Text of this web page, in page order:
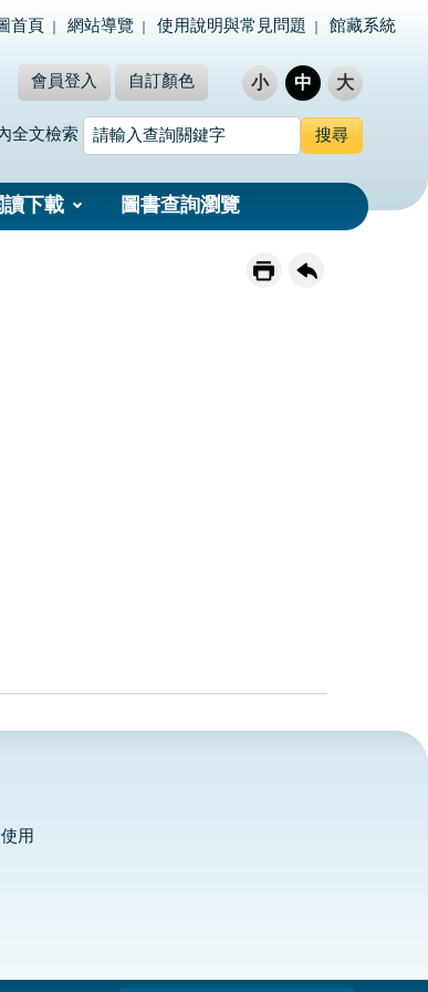
首頁 網站導覽 使用說明與常見問題 館藏系統
會員登入 自訂顏色 小 中 大
全文檢索
讀下載 圖書查詢瀏覽
用